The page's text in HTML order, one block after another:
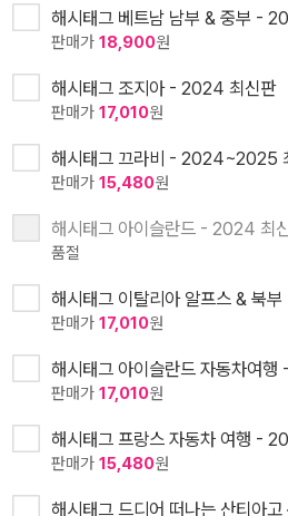
해시태그 베트남 남부 & 중부 -
판매가 18,900원
해시태그 조지아 - 2024 최신판
판매가 17,010원
해시태그 끄라비 - 2024~2025
판매가 15,480원
해시태그 아이슬란드 - 2024 최
품절
해시태그 이탈리아 알프스 & 북
판매가 17,010원
해시태그 아이슬란드 자동차여
판매가 17,010원
해시태그 프랑스 자동차 여행 -
판매가 15,480원
해시태그 드디어 떠나는 산티아